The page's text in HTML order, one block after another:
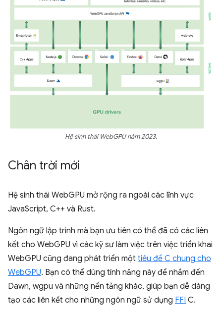
Hệ sinh thái WebGPU năm 2023.
Chân trời mới
Hệ sinh thái WebGPU mở rộng ra ngoài các lĩnh vực
JavaScript, C++ và Rust.
Ngôn ngữ lập trình mà bạn ưu tiên có thể đã có các liên
kết cho WebGPU vì các kỹ sư làm việc trên việc triển khai
WebGPU cũng đang phát triển một tiêu đề C chung cho
WebGPU. Bạn có thể dùng tính năng này để nhắm đến
Dawn, wgpu và những nền tảng khác, giúp bạn dễ dàng
tạo các liên kết cho những ngôn ngữ sử dụng FFI C.